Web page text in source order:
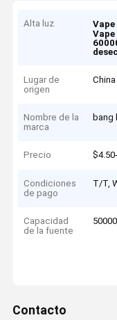
Alta luz
Lugar de
origen
China
Nombre de la
marca
bang
Precio
Condiciones
de pago
T/T,
Capacidad
de la fuente
50000
Contacto